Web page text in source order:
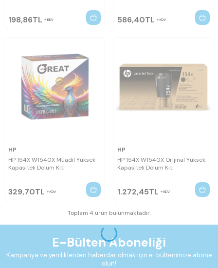
198,86TL KDV 586,40TL KDV
HP
HP 154X W1540X Muadil Yüksek
Kapasiteli Dolum Kiti
329,70TL KDV
HP
HP 154X W1540X Orijinal Yüksek
Kapasiteli Dolum Kiti
1.272,45TL KDV
Toplam 4 ürün bulunmaktadır.
E-Bülten Aboneliği
Kampanya ve yeniliklerden haberdar olmak için e-bültenimize abone
olun!